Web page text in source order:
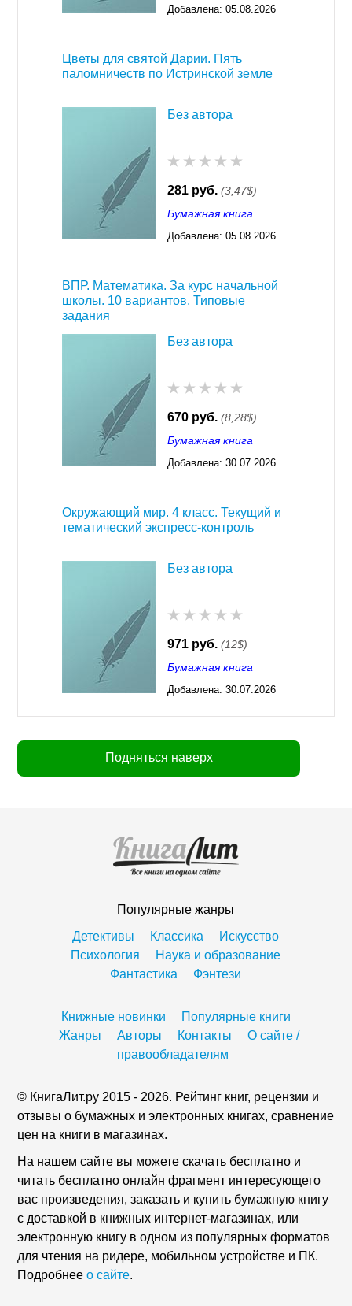
Добавлена: 05.08.2026
Цветы для святой Дарии. Пять
паломничеств по Истринской земле
Без автора
281 руб. (3,47$)
Бумажная книга
Добавлена: 05.08.2026
ВПР. Математика. За курс начальной
школы. 10 вариантов. Типовые
задания
Без автора
670 руб. (8,28$)
Бумажная книга
Добавлена: 30.07.2026
Окружающий мир. 4 класс. Текущий и
тематический экспресс-контроль
Без автора
971 руб. (12$)
Бумажная книга
Добавлена: 30.07.2026
Подняться наверх
Популярные жанры
Детективы
Классика
Искусство
Психология
Наука и образование
Фантастика
Фэнтези
Книжные новинки
Популярные книги
Жанры
Авторы Контакты
О сайте /
правообладателям
© КнигаЛит.ру 2015 - 2026. Рейтинг книг, рецензии и
отзывы о бумажных и электронных книгах, сравнение
цен на книги в магазинах.
На нашем сайте вы можете скачать бесплатно и
читать бесплатно онлайн фрагмент интересующего
вас произведения, заказать и купить бумажную книгу
с доставкой в книжных интернет-магазинах, или
электронную книгу в одном из популярных форматов
для чтения на ридере, мобильном устройстве и ПК.
Подробнеео сайте.